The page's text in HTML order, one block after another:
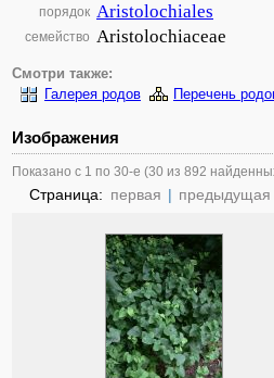
порядок Aristolochiales
семейство Aristolochiaceae
Смотри также:
Галерея родов
Перечень
Изображения
Показано с 1 по 30-е (30 из 892
Страница: первая | предыдущая